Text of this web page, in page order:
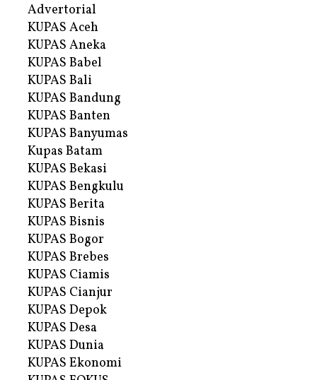
Advertorial
KUPAS Aceh
KUPAS Aneka
KUPAS Babel
KUPAS Bali
KUPAS Bandung
KUPAS Banten
KUPAS Banyumas
Kupas Batam
KUPAS Bekasi
KUPAS Bengkulu
KUPAS Berita
KUPAS Bisnis
KUPAS Bogor
KUPAS Brebes
KUPAS Ciamis
KUPAS Cianjur
KUPAS Depok
KUPAS Desa
KUPAS Dunia
KUPAS Ekonomi